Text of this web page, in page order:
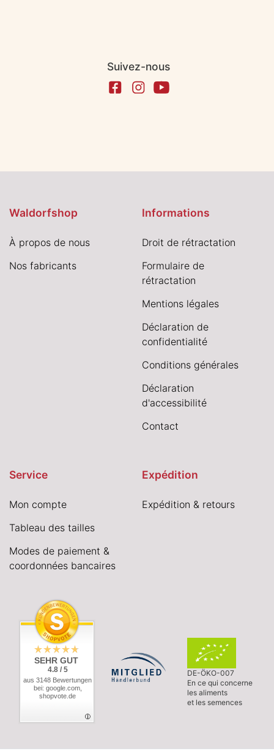
Suivez-nous
Waldorfshop
À propos de nous
Nos fabricants
Informations
Droit de rétractation
Formulaire de
rétractation
Mentions légales
Déclaration de
confidentialité
Conditions générales
Déclaration
d'accessibilité
Contact
Service
Mon compte
Tableau des tailles
Modes de paiement &
coordonnées bancaires
Expédition
Expédition & retours
SEHR GUT
4.8 / 5
aus 3148 Bewertungen
bei: google.com,
shopvote.de
DE-ÖKO-007
En ce qui concerne
les aliments
et les semences